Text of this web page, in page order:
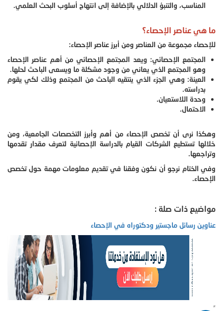
المناسب، والتنبؤ الدلالي بالإضافة إلى انتهاج أسلوب البحث العلمي.
ما هي عناصر الإحصاء؟
للإحصاء مجموعة من العناصر ومن أبرز عناصر الإحصاء:
المجتمع الإحصائي: ويعد المجتمع الإحصائي من أهم عناصر الإحصاء
وهو المجتمع الذي يعاني من وجود مشكلة ما ويسعى الباحث لحلها.
العينة: وهي الجزء الذي ينتقيه الباحث من المجتمع وذلك لكي يقوم
بدراسته.
وحدة اللاستعيان.
الاحتمال.
وهكذا نرى أن تخصص الإحصاء من أهم وأبرز التخصصات الجامعية، ومن
خلالها تستطيع الشركات القيام بالدراسة الإحصائية لتعرف مقدار تقدمها
وتراجعها.
وفي الختام نرجو أن نكون وفقنا في تقديم معلومات مهمة حول تخصص
الإحصاء.
مواضيع ذات صلة :
عناوين رسائل ماجستير ودكتوراه في الإحصاء